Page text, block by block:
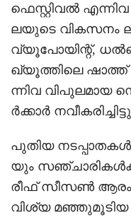
ഫെസ്റ്റിവൽ എന്നിവ
ലയുടെ വികസനം
വ്യൂപോയിന്റ്,
ഖ്‌യൂത്തിലെ ഷാത്ത്
ന്നിവ
ർക്കാർ
പുതിയ
യും
രീഫ് സീസൺ
വിശ്യ